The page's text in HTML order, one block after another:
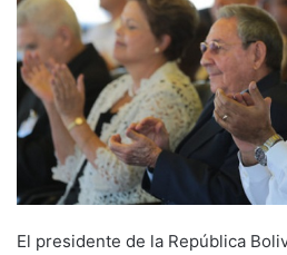
El presidente de la República